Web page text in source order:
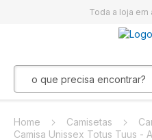
Toda a loja em
Home Camisetas
Camisa Unissex Totus Tuus -